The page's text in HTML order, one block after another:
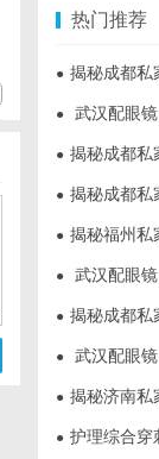
热门推荐
● 揭秘成都私
● 武汉配眼
● 揭秘成都私
● 揭秘成都私
● 揭秘福州私
● 武汉配眼
● 揭秘成都私
● 武汉配眼
● 揭秘济南私
● 护理综合穿刺虚